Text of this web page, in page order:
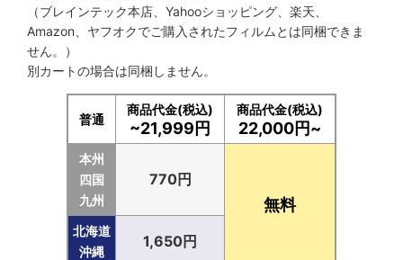
（ブレインテック本店、Yahooショッピング、楽天、
Amazon、ヤフオクでご購入されたフィルムとは同梱できま
せん。）
別カートの場合は同梱しません。
普通
商品代金(税込)
~21,999円
商品代金(税込)
22,000円~
本州
四国
九州
770円
無料
北海道
沖縄
1,650円